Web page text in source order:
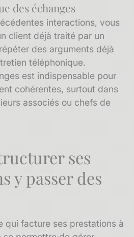
des échanges
interactions, vous
client déjà traité par un
des arguments déjà
téléphonique.
est indispensable pour
cohérentes, surtout dans
associés ou chefs de
ses
y passer des
qui facture ses prestations à